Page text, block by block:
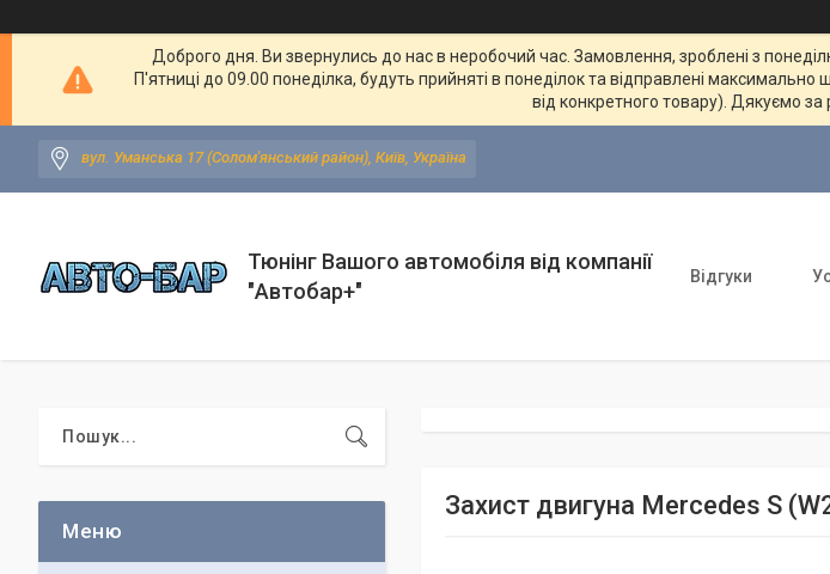
Доброго дня. Ви звернулись до нас в неробочий час. Замовлення, зроблені з
П'ятниці до 09.00 понеділка, будуть прийняті в понеділок та відправлені
від конкретного товару). Дякуємо за
вул. Уманська 17 (Солом'янський район), Київ, Україна
Тюнінг Вашого автомобіля від компанії
"Автобар+"
Відгуки
Захист двигуна Mercedes S